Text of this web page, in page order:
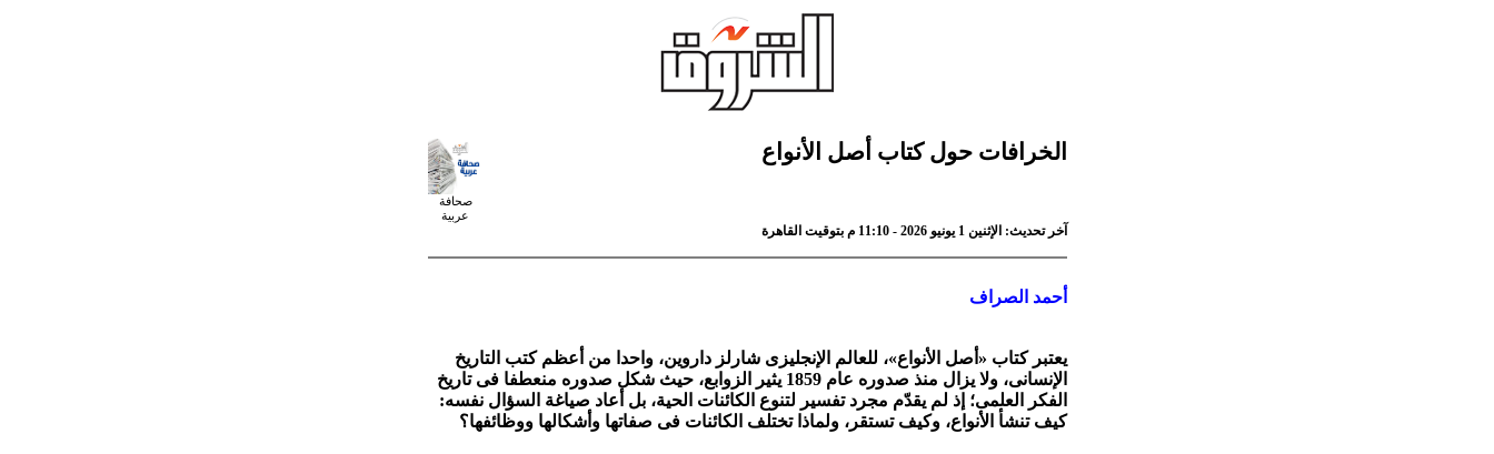
الخرافات حول كتاب أصل الأنواع
صحافة
عربية
آخر تحديث: الإثنين 1 يونيو 2026 - 11:10 م بتوقيت القاهرة
أحمد الصراف
يعتبر كتاب «أصل الأنواع»، للعالم الإنجليزى شارلز داروين، واحدا من أعظم كتب التاريخ
الإنسانى، ولا يزال منذ صدوره عام 1859 يثير الزوابع، حيث شكل صدوره منعطفا فى تاريخ
الفكر العلمى؛ إذ لم يقدّم مجرد تفسير لتنوع الكائنات الحية، بل أعاد صياغة السؤال نفسه:
كيف تنشأ الأنواع، وكيف تستقر، ولماذا تختلف الكائنات فى صفاتها وأشكالها ووظائفها؟